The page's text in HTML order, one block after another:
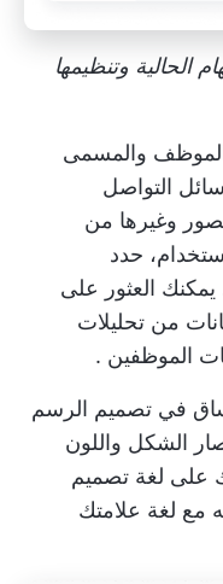
الحالية وتنظيمها
والمسمى
التواصل
وغيرها من
حدد
العثور على
من تحليلات
الموظفين .
في تصميم الرسم
الشكل واللون
على لغة تصميم
مع لغة علامتك